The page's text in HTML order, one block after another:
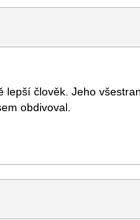
lepší člověk. Jeho
obdivoval.